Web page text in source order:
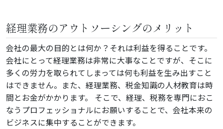
経理業務のアウトソーシングのメリット
会社の最大の目的とは何か？それは利益を得ることです。
会社にとって経理業務は非常に大事なことですが、そこに
多くの労力を取られてしまっては何も利益を生み出すこと
はできません。また、経理業務、税金知識の人材教育は時
間とお金がかかります。 そこで、経理、税務を専門におこ
なうプロフェッショナルにお願いすることで、会社本来の
ビジネスに集中することができます。